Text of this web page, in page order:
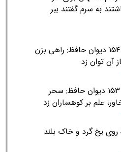
به سرم گفتند ببر
غزل شماره‌ی ۱۵۴ دیوان حافظ: راهی بزن
آن توان زد
غزل شماره‌ی ۱۵۳ دیوان حافظ: سحر
علم بر کوهساران زد
روی یخ گرد و خاک بلند